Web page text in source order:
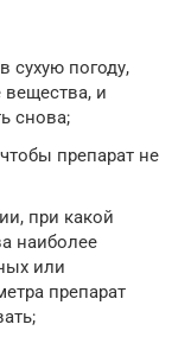
сухую погоду,
и
снова;
препарат не
при какой
наиболее
или
препарат